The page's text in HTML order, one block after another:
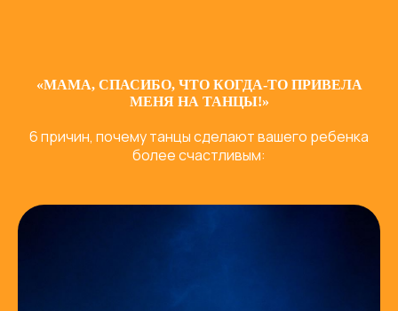
«МАМА, СПАСИБО, ЧТО КОГДА-ТО ПРИВЕЛА
МЕНЯ НА ТАНЦЫ!»
6 причин, почему танцы сделают вашего ребенка
более счастливым: